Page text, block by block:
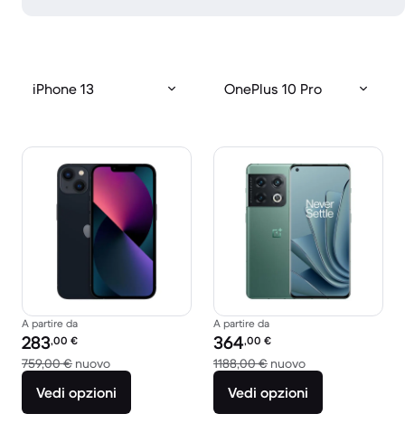
iPhone 13 OnePlus 10 Pro
A partire da
Prezzo del ricondizionato:
283,00 €
759,00 € nuovoRispetto a 759,00 € del nuovo
Vedi opzioni
A partire da
Prezzo del ricondizionato:
364,00 €
1188,00 € nuovoRispetto a
Vedi opzioni